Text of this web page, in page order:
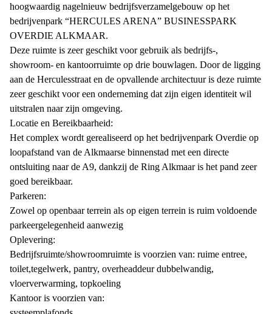
hoogwaardig nagelnieuw bedrijfsverzamelgebouw op het
bedrijvenpark “HERCULES ARENA” BUSINESSPARK
OVERDIE ALKMAAR.
Deze ruimte is zeer geschikt voor gebruik als bedrijfs-,
showroom- en kantoorruimte op drie bouwlagen. Door de ligging
aan de Herculesstraat en de opvallende architectuur is deze ruimte
zeer geschikt voor een onderneming dat zijn eigen identiteit wil
uitstralen naar zijn omgeving.
Locatie en Bereikbaarheid:
Het complex wordt gerealiseerd op het bedrijvenpark Overdie op
loopafstand van de Alkmaarse binnenstad met een directe
ontsluiting naar de A9, dankzij de Ring Alkmaar is het pand zeer
goed bereikbaar.
Parkeren:
Zowel op openbaar terrein als op eigen terrein is ruim voldoende
parkeergelegenheid aanwezig
Oplevering:
Bedrijfsruimte/showroomruimte is voorzien van: ruime entree,
toilet,tegelwerk, pantry, overheaddeur dubbelwandig,
vloerverwarming, topkoeling
Kantoor is voorzien van: